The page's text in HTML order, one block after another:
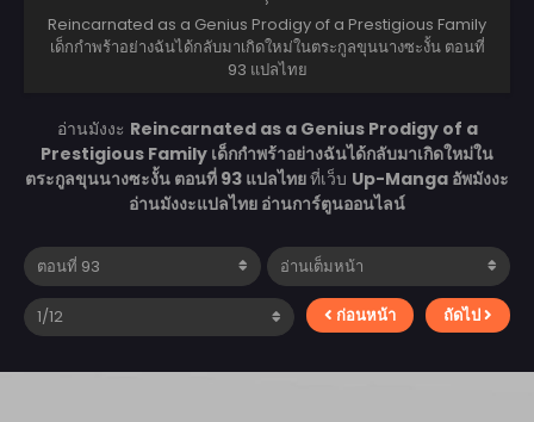
Reincarnated as a Genius Prodigy of a Prestigious Family
เด็กกำพร้าอย่างฉันได้กลับมาเกิดใหม่ในตระกูลขุนนางซะงั้น ตอนที่
93 แปลไทย
อ่านมังงะ Reincarnated as a Genius Prodigy of a
Prestigious Family เด็กกำพร้าอย่างฉันได้กลับมาเกิดใหม่ใน
ตระกูลขุนนางซะงั้น ตอนที่ 93 แปลไทยที่เว็บ Up-Manga อัพมังงะ
อ่านมังงะแปลไทย อ่านการ์ตูนออนไลน์
ก่อนหน้า ถัดไป